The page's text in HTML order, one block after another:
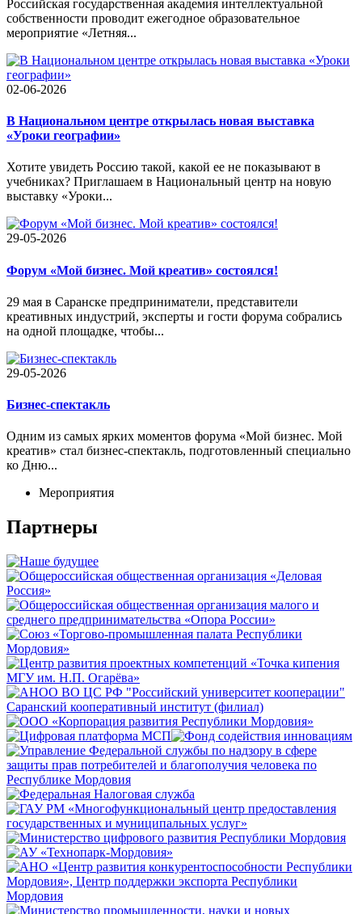
Российская государственная академия интеллектуальной
собственности проводит ежегодное образовательное
мероприятие «Летняя...
02-06-2026
В Национальном центре открылась новая выставка
«Уроки географии»
Хотите увидеть Россию такой, какой ее не показывают в
учебниках? Приглашаем в Национальный центр на новую
выставку «Уроки...
29-05-2026
Форум «Мой бизнес. Мой креатив» состоялся!
29 мая в Саранске предприниматели, представители
креативных индустрий, эксперты и гости форума собрались
на одной площадке, чтобы...
29-05-2026
Бизнес-спектакль
Одним из самых ярких моментов форума «Мой бизнес. Мой
креатив» стал бизнес-спектакль, подготовленный специально
ко Дню...
Мероприятия
Партнеры